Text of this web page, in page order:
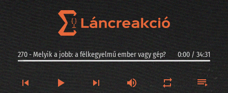
270 - Melyik a jobb: a félkegyelmű ember vagy gép? 0:00 / 34:31